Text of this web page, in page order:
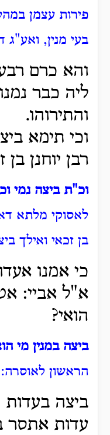
פירות עצמן
בעי מנין,
והא כרם
ליה כבר
והתירוהו.
וכי תימא
רבן יוחנן בן
וכ"ת ביצה נמי
לאסוקי מלתא
בן זכאי ואילך
כי אמנו
א"ל אביי:
הואי?
ביצה במנין מי
הראשון לאוסרה:
ביצה
עדות אתסר